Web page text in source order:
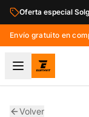
Saltar al contenido
Oferta especial
Envío gratuito en
Volver